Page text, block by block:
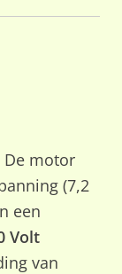
De motor
(7,2
een
Volt
van